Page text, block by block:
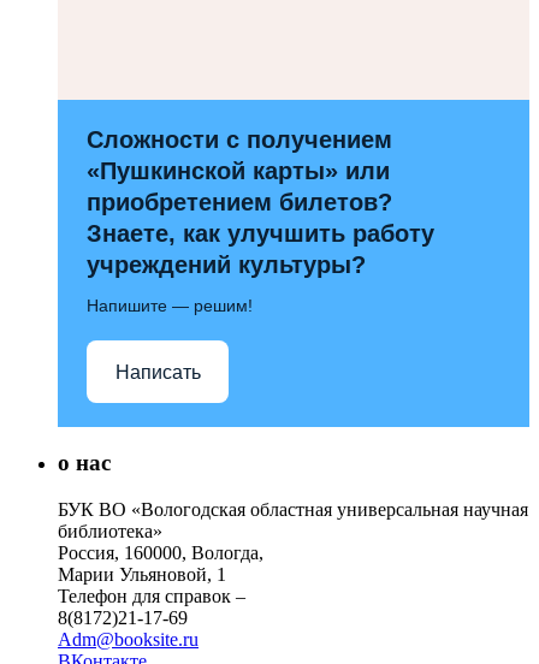
Сложности с получением
«Пушкинской карты» или
приобретением билетов?
Знаете, как улучшить работу
учреждений культуры?
Напишите — решим!
Написать
о нас
БУК ВО «Вологодская областная универсальная научная
библиотека»
Россия, 160000, Вологда,
Марии Ульяновой, 1
Телефон для справок –
8(8172)21-17-69
Adm@booksite.ru